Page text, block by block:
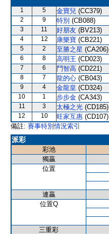
1 5 金寶兒 (CC379)
2 9 特別 (CB088)
3 11 好朋友 (BV213)
4 12 康樂寶 (CB221)
5 2 至勝之星 (CA206)
6 8 高明王 (CD023)
7 6 鬥智高 (CD221)
8 7 龍的心 (CB043)
9 4 金龍皇 (CD324)
10 1 步步金 (CA343)
11 3 太極之光 (CD185)
12 10 旺家互惠 (CD107)
備註: 賽事特別情況索引
派彩
彩池
獨贏
位置
連贏
位置Q
三重彩